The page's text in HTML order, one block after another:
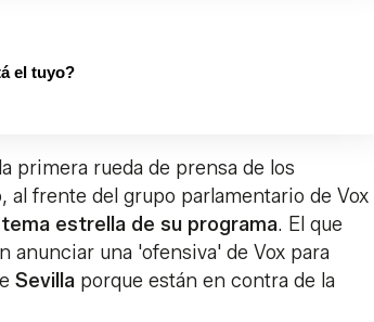
el tuyo?
primera rueda de prensa de los
al frente del grupo parlamentario de Vox
estrella de su programa. El que
anunciar una 'ofensiva' de Vox para
Sevilla porque están en contra de la